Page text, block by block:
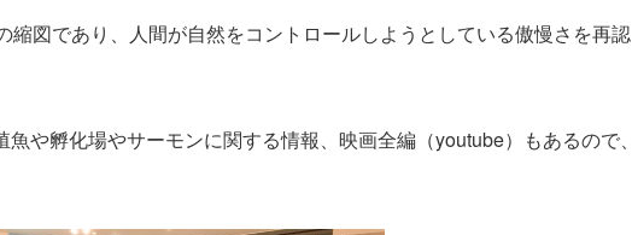
縮図であり、人間が自然をコントロールしようとしている傲慢さを再認
や孵化場やサーモンに関する情報、映画全編（youtube）もあるので、